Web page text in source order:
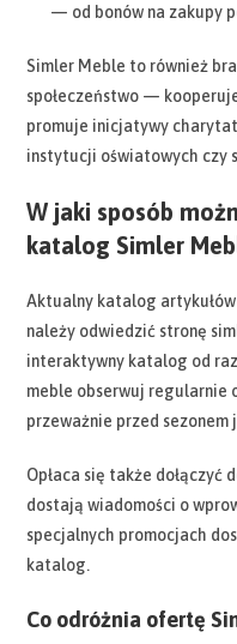
— od bonów na zakupy
Simler Meble to również
społeczeństwo —
promuje inicjatywy
instytucji oświatowych czy
W jaki sposób
katalog Simler
Aktualny katalog
należy odwiedzić stronę
interaktywny katalog od
meble obserwuj regularnie
przeważnie przed sezonem
Opłaca się także
dostają wiadomości o
specjalnych promocjach
katalog.
Co odróżnia ofertę